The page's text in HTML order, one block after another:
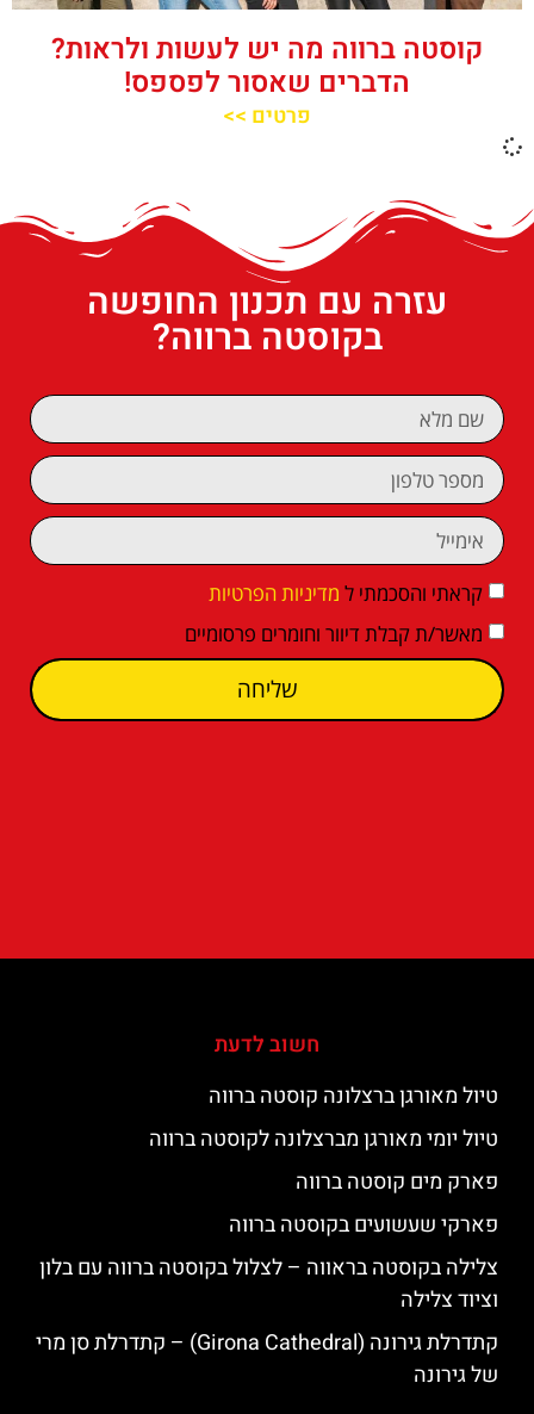
קוסטה ברווה מה יש לעשות ולראות?
הדברים שאסור לפספס!
פרטים >>
עזרה עם תכנון החופשה
בקוסטה ברווה?
קראתי והסכמתי ל מדיניות הפרטיות
מאשר/ת קבלת דיוור וחומרים פרסומיים
שליחה
חשוב לדעת
טיול מאורגן ברצלונה קוסטה ברווה
טיול יומי מאורגן מברצלונה לקוסטה ברווה
פארק מים קוסטה ברווה
פארקי שעשועים בקוסטה ברווה
צלילה בקוסטה בראווה – לצלול בקוסטה ברווה עם בלון
וציוד צלילה
קתדרלת גירונה (Girona Cathedral) – קתדרלת סן מרי
של גירונה